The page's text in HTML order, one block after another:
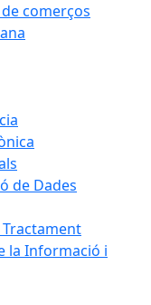
comerços
de Dades
la Informació i